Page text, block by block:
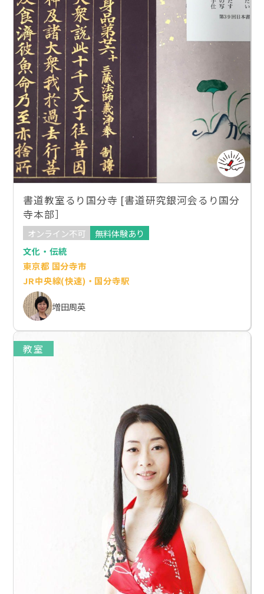
書道教室るり国分寺 [書道研究銀河会るり国分
寺本部］
オンライン不可
無料体験あり
文化・伝統
東京都 国分寺市
JR中央線(快速)・国分寺駅
増田周英
教室